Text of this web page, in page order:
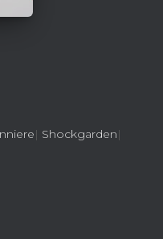
| Shockgarden|